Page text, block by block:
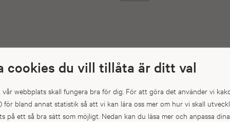
cookies du vill tillåta är ditt val
webbplats skall fungera bra för dig. För att göra det använder vi
för bland annat statistik så att vi kan lära oss mer om hur vi skall
på ett så bra sätt som möjligt. Nedan kan du läsa mer och anpassa dina
enligt bilden. När vi pratar om lådinredning menar vi lådfrontens
mm.